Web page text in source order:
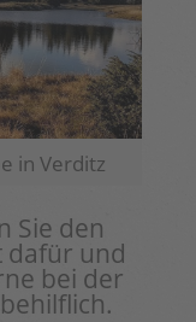
in Verditz
Sie den
dafür und
bei der